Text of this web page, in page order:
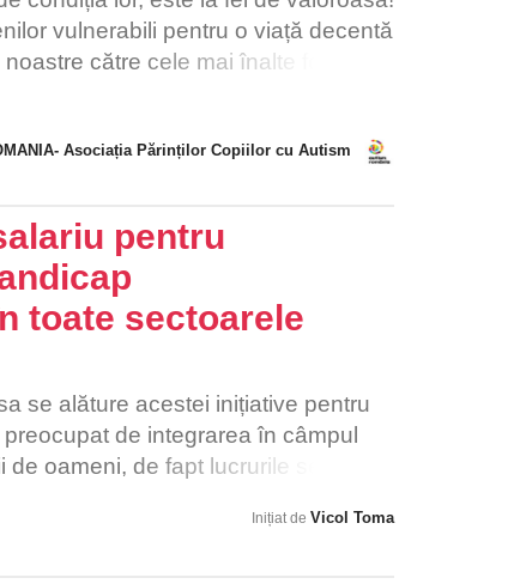
natură psihiatrică", un
mai puteau fi îngrijite la București.
vulnerabili pentru o viață decentă
către cele mai înalte foruri ale
psihice, bătrâni, din „azilele
Asociația Părinților Copiilor cu Autism
pentru
toate sectoarele
se alăture acestei inițiative pentru
de integrarea în câmpul
oameni, de fapt lucrurile se
ex. acum în pragul sărbătorilor,
Inițiat de Vicol Toma